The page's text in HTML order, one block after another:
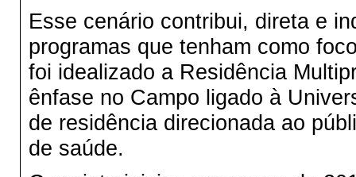
Esse cenário contribui, direta e
programas que tenham como
foi idealizado a Residência
ênfase no Campo ligado à
de residência direcionada ao
de saúde.